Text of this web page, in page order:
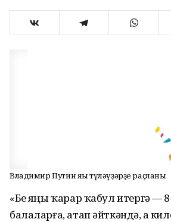
Владимир Путин яңы түләүҙәрҙе раҫланы
«Беҙ яңы ҡарар ҡабул итергә —
балаларға, атап әйткәндә, аҙ